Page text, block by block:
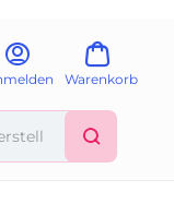
Warenkorb